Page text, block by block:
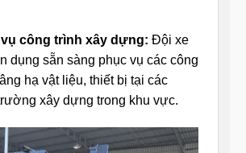
vụ công trình xây dựng: Đội xe
dụng sẵn sàng phục vụ các công
hạ vật liệu, thiết bị tại các
xây dựng trong khu vực.